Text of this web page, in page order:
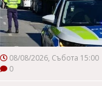
08/08/2026, Събота 15:00
0